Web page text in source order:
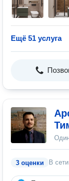
Ещё 51 услуга
3 оценки В сети